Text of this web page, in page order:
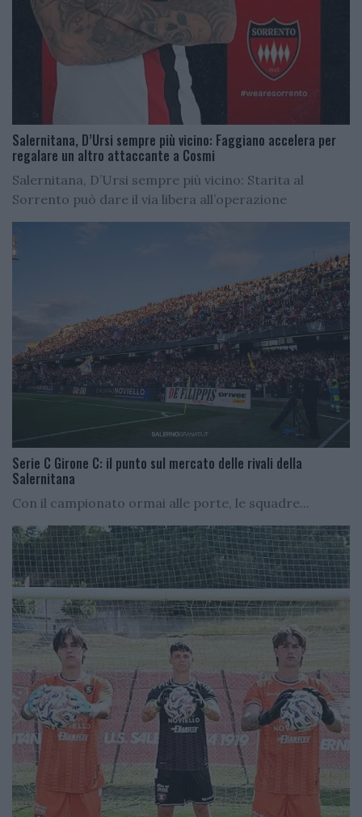
Salernitana, D’Ursi sempre più vicino: Faggiano accelera per
regalare un altro attaccante a Cosmi
Salernitana, D’Ursi sempre più vicino: Starita al
Sorrento può dare il via libera all’operazione
Serie C Girone C: il punto sul mercato delle rivali della
Salernitana
Con il campionato ormai alle porte, le squadre...